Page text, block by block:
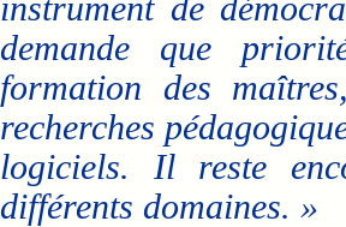
instrument de
demande que
formation des
recherches
logiciels. Il reste
différents domaines. »